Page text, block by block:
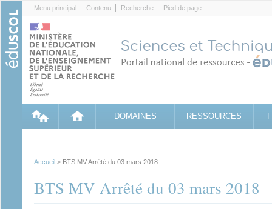
Menu principal Contenu Recherche Pied de page
DOMAINES RESSOURCES
Accueil > BTS MV Arrêté du 03 mars 2018
BTS MV Arrêté du 03 mars 2018